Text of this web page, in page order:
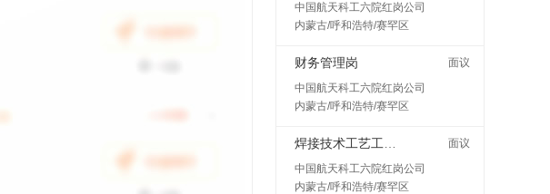
中国航天科工六院红岗公司
内蒙古/呼和浩特/赛罕区
财务管理岗
面议
中国航天科工六院红岗公司
内蒙古/呼和浩特/赛罕区
面议
中国航天科工六院红岗公司
内蒙古/呼和浩特/赛罕区